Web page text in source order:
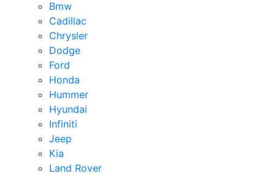
Bmw
Cadillac
Chrysler
Dodge
Ford
Honda
Hummer
Hyundai
Infiniti
Jeep
Kia
Land Rover